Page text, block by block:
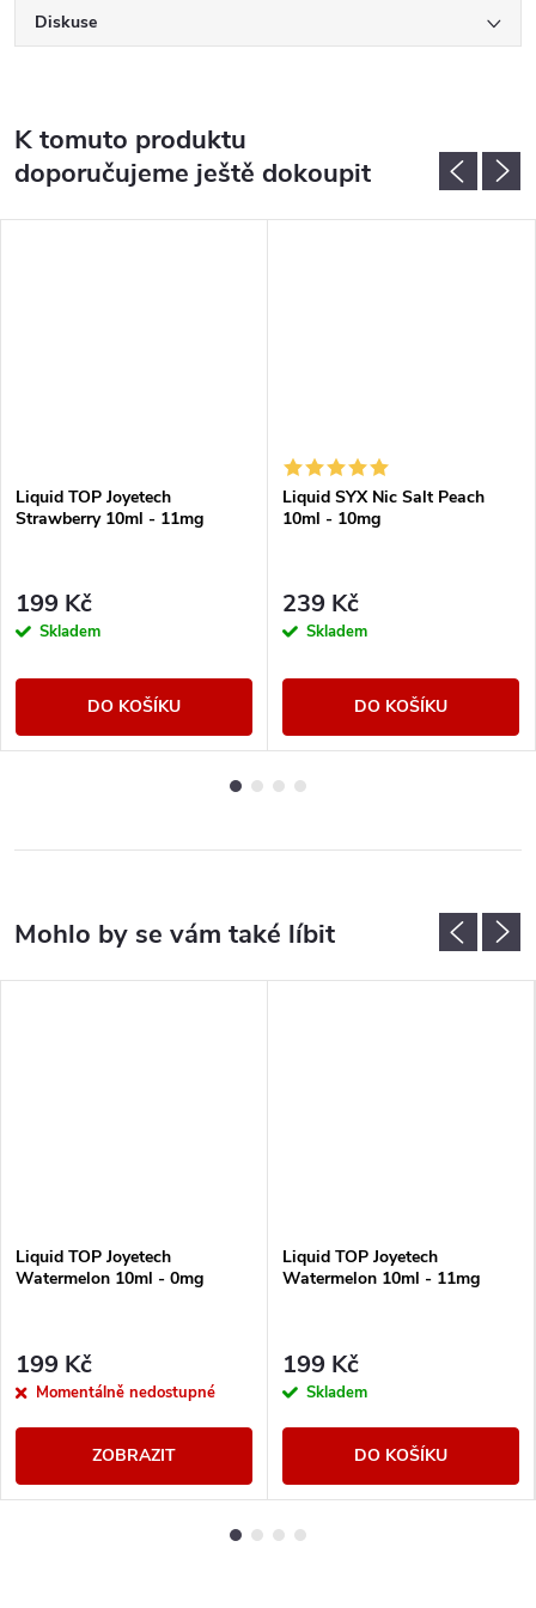
Diskuse
K tomuto produktu
doporučujeme ještě dokoupit
Liquid TOP Joyetech
Strawberry 10ml - 11mg
199 Kč
Skladem
DO KOŠÍKU
Liquid SYX Nic Salt Peach
10ml - 10mg
239 Kč
Skladem
DO KOŠÍKU
Liquid TOP Joyetech
Watermelon 10ml - 0mg
199 Kč
Momentálně nedostupné
ZOBRAZIT
Liquid TOP Joyetech
Watermelon 10ml - 11mg
199 Kč
Skladem
DO KOŠÍKU